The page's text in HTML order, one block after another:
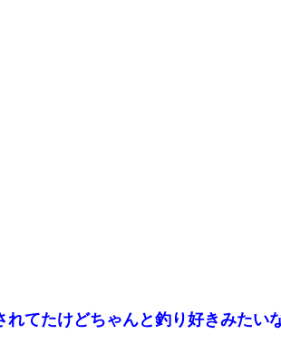
れてたけどちゃんと釣り好きみたい